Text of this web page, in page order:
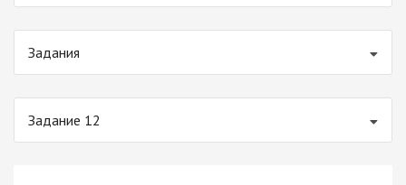
Задания
Задание 12